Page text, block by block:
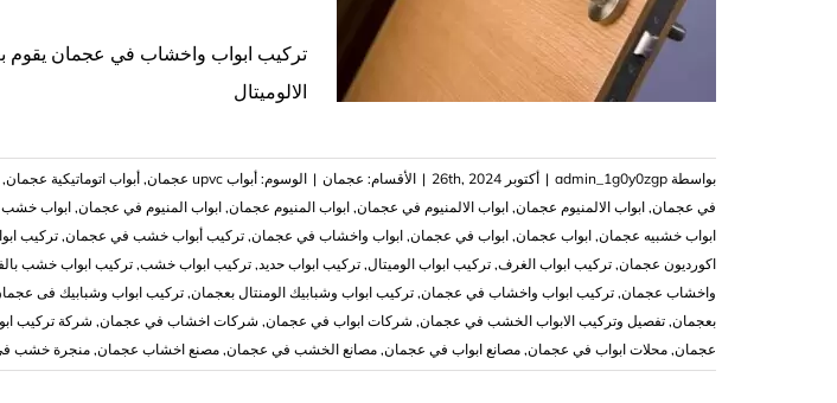
تركيب ابواب واخشاب في عجمان يقوم
الالوميتال
بواسطة admin_1g0y0zgp
| أكتوبر 26th, 2024 | الأقسام: عجمان | الوسوم: أبواب upvc عجمان , أبواب اتوماتيكية عجمان,
في عجمان, ابواب الالمنيوم عجمان, ابواب الالمنيوم في عجمان, ابواب المنيوم عجمان, ابواب المنيوم في عجمان,ابواب
ابواب خشبيه عجمان, ابواب عجمان, ابواب في عجمان, ابواب واخشاب في عجمان, تركيب أبواب خشب في عجمان,تركيب
اكورديون عجمان, تركيب ابواب الغرف, تركيب ابواب الوميتال, تركيب ابواب حديد, تركيب ابواب خشب,تركيب ابواب خشب
واخشاب عجمان, تركيب ابواب واخشاب في عجمان, تركيب ابواب وشبابيك الومنتال بعجمان, تركيب ابواب وشبابيك فى
بعجمان, تفصيل وتركيب الابواب الخشب في عجمان, شركات ابواب في عجمان, شركات اخشاب في عجمان, شركة تركيب
عجمان, محلات ابواب في عجمان, مصانع ابواب في عجمان, مصانع الخشب في عجمان, مصنع اخشاب عجمان, منجرة خشب